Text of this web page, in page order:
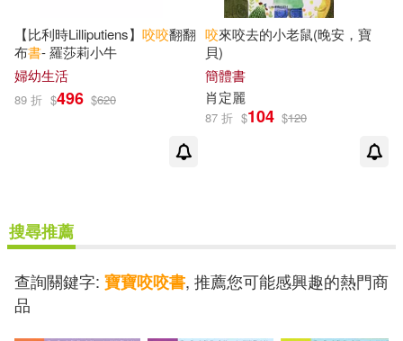
【比利時Lilliputiens】 咬咬翻翻
布書- 羅莎莉小牛
婦幼生活
89 折 $496 $620
咬來咬去的小老鼠(晚安，寶
貝)
簡體書
肖定麗
87 折 $104 $120
搜尋推薦
查詢關鍵字: 寶寶咬咬書, 推薦您可能感興趣的熱門商
品